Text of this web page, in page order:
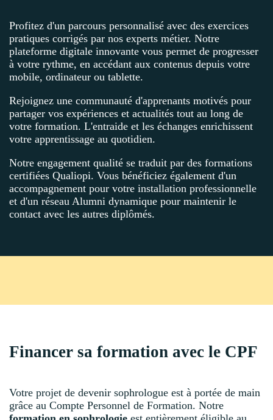
Profitez d'un parcours personnalisé avec des exercices
pratiques corrigés par nos experts métier. Notre
plateforme digitale innovante vous permet de progresser
à votre rythme, en accédant aux contenus depuis votre
mobile, ordinateur ou tablette.
Rejoignez une communauté d'apprenants motivés pour
partager vos expériences et actualités tout au long de
votre formation. L'entraide et les échanges enrichissent
votre apprentissage au quotidien.
Notre engagement qualité se traduit par des formations
certifiées Qualiopi. Vous bénéficiez également d'un
accompagnement pour votre installation professionnelle
et d'un réseau Alumni dynamique pour maintenir le
contact avec les autres diplômés.
Financer sa formation avec le CPF
Votre projet de devenir sophrologue est à portée de main
grâce au Compte Personnel de Formation. Notre